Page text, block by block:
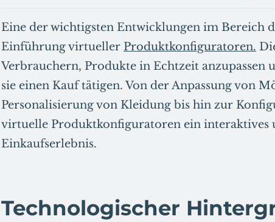
Eine der wichtigsten Entwicklungen im Bereich
Einführung virtueller Produktkonfiguratoren.
Verbrauchern, Produkte in Echtzeit anzupassen
sie einen Kauf tätigen. Von der Anpassung von
Personalisierung von Kleidung bis hin zur
virtuelle Produktkonfiguratoren ein interaktives
Einkaufserlebnis.
Technologischer